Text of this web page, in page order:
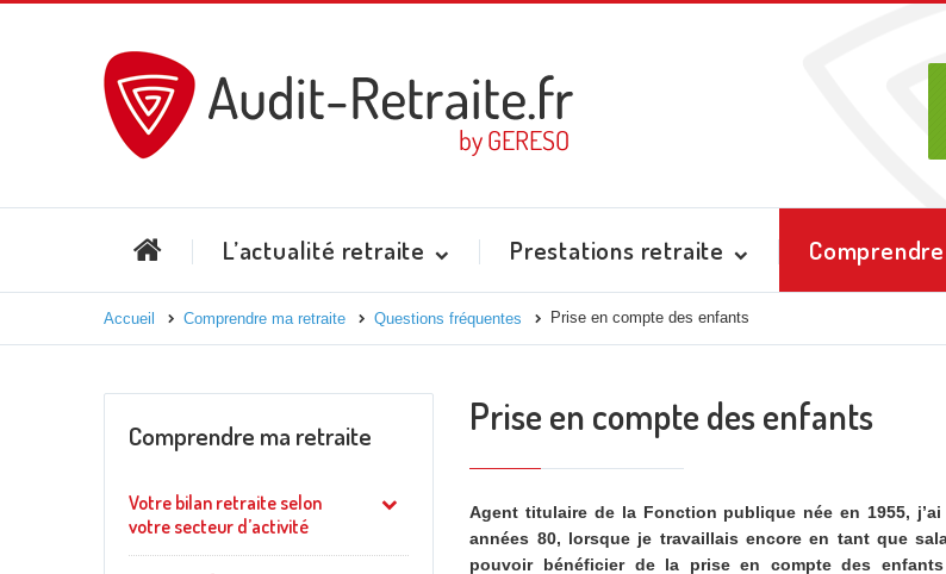
L’actualité retraite Prestations retraite
Accueil Comprendre ma retraite Questions fréquentes Prise en compte des enfants
Comprendre ma retraite
Votre bilan retraite selon
votre secteur d’activité
Prise en compte des enfants
Agent titulaire de la Fonction publique née en 1955,
années 80, lorsque je travaillais encore en tant que
pouvoir bénéficier de la prise en compte des